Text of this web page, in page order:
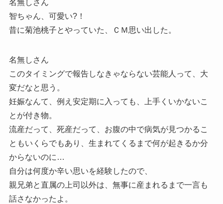
名無しさん
智ちゃん、可愛い?！
昔に菊池桃子とやっていた、ＣＭ思い出した。
名無しさん
このタイミングで報告しなきゃならない芸能人って、大
変だなと思う。
妊娠なんて、例え安定期に入っても、上手くいかないこ
とが付き物。
流産だって、死産だって、お腹の中で病気が見つかるこ
ともいくらでもあり、生まれてくるまで何が起きるか分
からないのに…
自分は何度か辛い思いを経験したので、
親兄弟と直属の上司以外は、無事に産まれるまで一言も
話さなかったよ。